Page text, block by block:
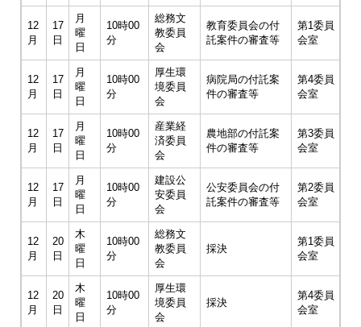
12
月
17
日
月
曜
日
10時00
分
総務文
教委員
会
教育委員会の付
託案件の審査等
第1委員
会室
12
月
17
日
月
曜
日
10時00
分
厚生環
境委員
会
病院局の付託案
件の審査等
第4委員
会室
12
月
17
日
月
曜
日
10時00
分
産業経
済委員
会
農地部の付託案
件の審査等
第3委員
会室
12
月
17
日
月
曜
日
10時00
分
建設公
安委員
会
公安委員会の付
託案件の審査等
第2委員
会室
12
月
20
日
木
曜
日
10時00
分
総務文
教委員
会
採決
第1委員
会室
12
月
20
日
木
曜
日
10時00
分
厚生環
境委員
会
採決
第4委員
会室